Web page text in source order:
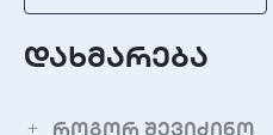
ნახშირორჟანგი (CO2)
დიაპაზონი
დახმარება
როგორ შევიძინო